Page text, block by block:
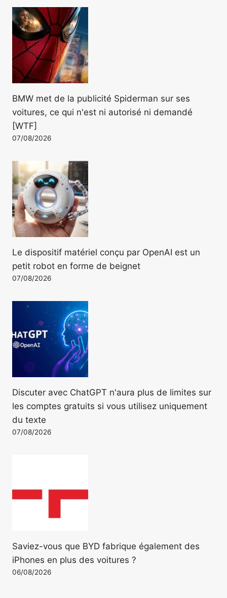
BMW met de la publicité Spiderman sur ses
voitures, ce qui n'est ni autorisé ni demandé
[WTF]
07/08/2026
Le dispositif matériel conçu par OpenAI est un
petit robot en forme de beignet
07/08/2026
Discuter avec ChatGPT n'aura plus de limites sur
les comptes gratuits si vous utilisez uniquement
du texte
07/08/2026
Saviez-vous que BYD fabrique également des
iPhones en plus des voitures ?
06/08/2026